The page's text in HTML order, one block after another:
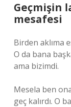
Geçmişin
mesafesi
Birden aklıma
O da bana
ama bizimdi.
Mesela ben
geç kalırdı. O